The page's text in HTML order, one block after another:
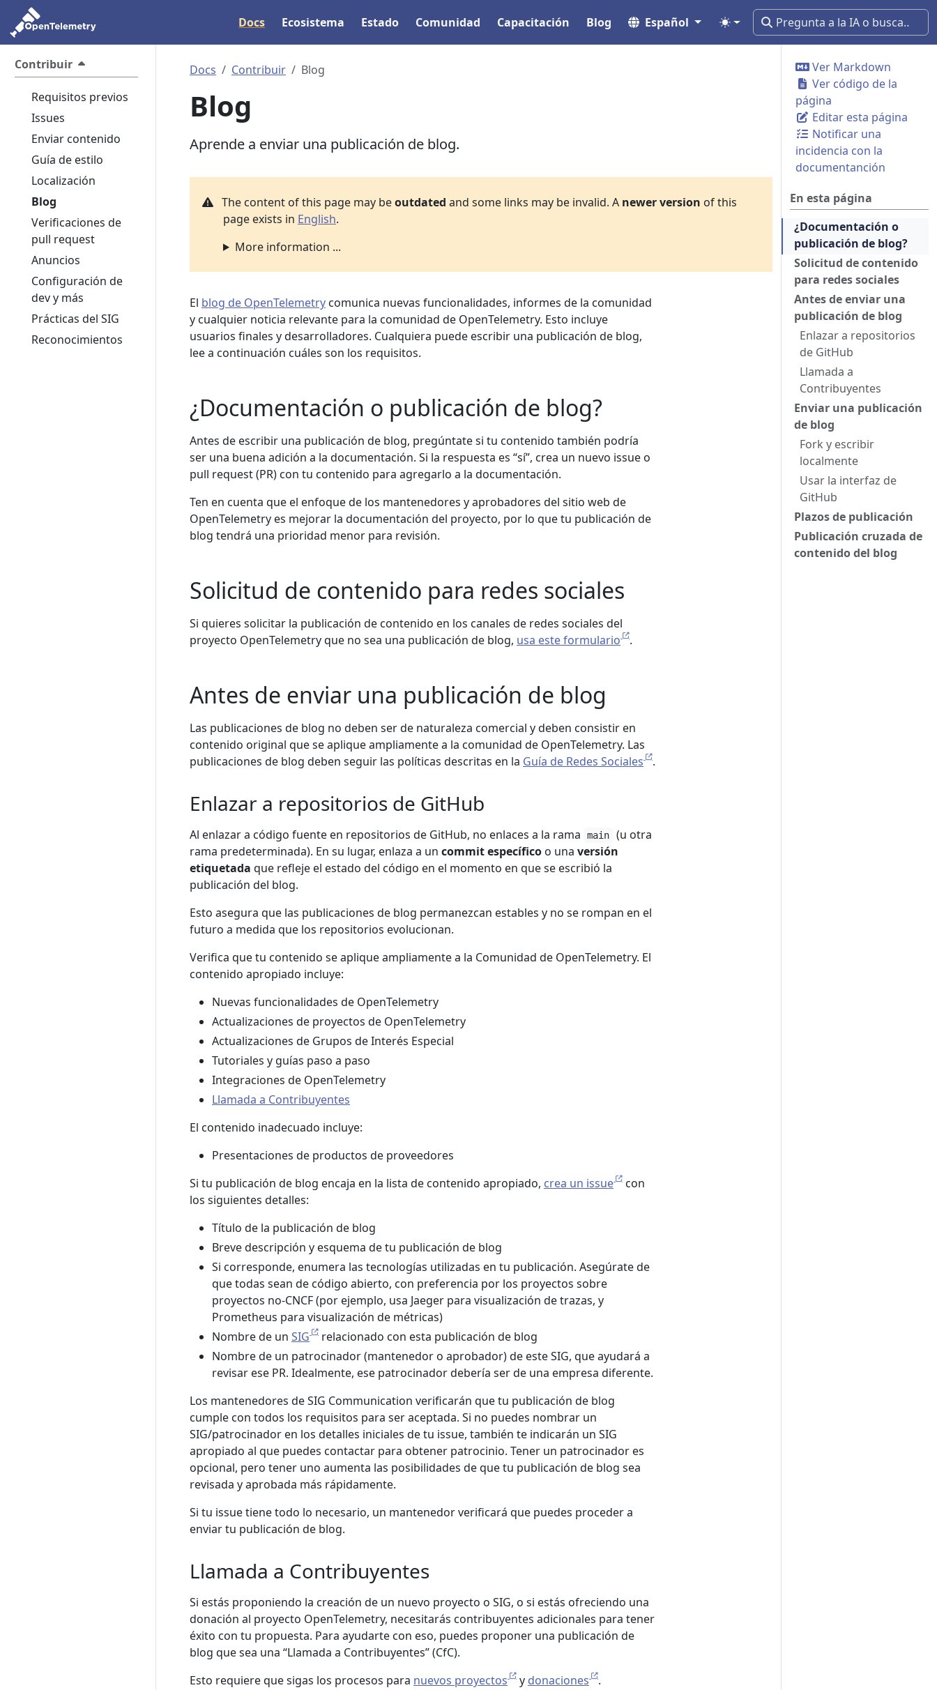
Docs Ecosistema Estado Comunidad Capacitación Blog Español
Contribuir
Requisitos previos
Issues
Enviar contenido
Guía de estilo
Localización
Blog
Verificaciones de
pull request
Anuncios
Configuración de
dev y más
Prácticas del SIG
Reconocimientos
Ver Markdown
Ver código de la
página
Editar esta página
Notificar una
incidencia con la
documentanción
En esta página
¿Documentación o
publicación de blog?
Solicitud de contenido
para redes sociales
Antes de enviar una
publicación de blog
Enlazar a repositorios
de GitHub
Llamada a
Contribuyentes
Enviar una publicación
de blog
Fork y escribir
localmente
Usar la interfaz de
GitHub
Plazos de publicación
Publicación cruzada de
contenido del blog
Docs Contribuir Blog
Blog
Aprende a enviar una publicación de blog.
The content of this page may beoutdated and some links may be invalid. A newer version of this
page exists in English.
More information ...
El blog de OpenTelemetry comunica nuevas funcionalidades, informes de la comunidad
y cualquier noticia relevante para la comunidad de OpenTelemetry. Esto incluye
usuarios finales y desarrolladores. Cualquiera puede escribir una publicación de blog,
lee a continuación cuáles son los requisitos.
¿Documentación o publicación de blog?
Antes de escribir una publicación de blog, pregúntate si tu contenido también podría
ser una buena adición a la documentación. Si la respuesta es “sí”, crea un nuevo issue o
pull request (PR) con tu contenido para agregarlo a la documentación.
Ten en cuenta que el enfoque de los mantenedores y aprobadores del sitio web de
OpenTelemetry es mejorar la documentación del proyecto, por lo que tu publicación de
blog tendrá una prioridad menor para revisión.
Solicitud de contenido para redes sociales
Si quieres solicitar la publicación de contenido en los canales de redes sociales del
proyecto OpenTelemetry que no sea una publicación de blog, usa este formulario .
Antes de enviar una publicación de blog
Las publicaciones de blog no deben ser de naturaleza comercial y deben consistir en
contenido original que se aplique ampliamente a la comunidad de OpenTelemetry. Las
publicaciones de blog deben seguir las políticas descritas en la Guía de Redes Sociales .
Enlazar a repositorios de GitHub
Al enlazar a código fuente en repositorios de GitHub, no enlaces a la rama main
(u otra
rama predeterminada). En su lugar, enlaza a un commit específico o una versión
etiquetada que refleje el estado del código en el momento en que se escribió la
publicación del blog.
Esto asegura que las publicaciones de blog permanezcan estables y no se rompan en el
futuro a medida que los repositorios evolucionan.
Verifica que tu contenido se aplique ampliamente a la Comunidad de OpenTelemetry. El
contenido apropiado incluye:
Nuevas funcionalidades de OpenTelemetry
Actualizaciones de proyectos de OpenTelemetry
Actualizaciones de Grupos de Interés Especial
Tutoriales y guías paso a paso
Integraciones de OpenTelemetry
Llamada a Contribuyentes
El contenido inadecuado incluye:
Presentaciones de productos de proveedores
Si tu publicación de blog encaja en la lista de contenido apropiado, crea un issue
con
los siguientes detalles:
Título de la publicación de blog
Breve descripción y esquema de tu publicación de blog
Si corresponde, enumera las tecnologías utilizadas en tu publicación. Asegúrate de
que todas sean de código abierto, con preferencia por los proyectos sobre
proyectos no-CNCF (por ejemplo, usa Jaeger para visualización de trazas, y
Prometheus para visualización de métricas)
Nombre de un SIG
relacionado con esta publicación de blog
Nombre de un patrocinador (mantenedor o aprobador) de este SIG, que ayudará a
revisar ese PR. Idealmente, ese patrocinador debería ser de una empresa diferente.
Los mantenedores de SIG Communication verificarán que tu publicación de blog
cumple con todos los requisitos para ser aceptada. Si no puedes nombrar un
SIG/patrocinador en los detalles iniciales de tu issue, también te indicarán un SIG
apropiado al que puedes contactar para obtener patrocinio. Tener un patrocinador es
opcional, pero tener uno aumenta las posibilidades de que tu publicación de blog sea
revisada y aprobada más rápidamente.
Si tu issue tiene todo lo necesario, un mantenedor verificará que puedes proceder a
enviar tu publicación de blog.
Llamada a Contribuyentes
Si estás proponiendo la creación de un nuevo proyecto o SIG, o si estás ofreciendo una
donación al proyecto OpenTelemetry, necesitarás contribuyentes adicionales para tener
éxito con tu propuesta. Para ayudarte con eso, puedes proponer una publicación de
blog que sea una “Llamada a Contribuyentes” (CfC).
Esto requiere que sigas los procesos para nuevos proyectos y donaciones .